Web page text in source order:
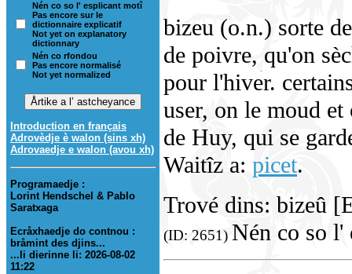
Nén co so l' esplicant motî
Pas encore sur le
dictionnaire explicatif
Not yet on explanatory
dictionnary
Nén co rfondou
Pas encore normalisé
Not yet normalized
Introduction en français
Adrovèdje è walon (sins xh)
Adrovaedje e walon (avou xh)
Programaedje :
Lorint Hendschel & Pablo
Saratxaga
Ecråxhaedje do contnou :
bråmint des djins...
...li dierinne li: 2026-08-02
11:22
bizeu (o.n.) sorte
de poivre, qu'on
pour l'hiver.
user, on le moud
de Huy, qui se
Waitîz a: picet.
Trové dins: bizeû
(ID: 2651) Nén co so l'